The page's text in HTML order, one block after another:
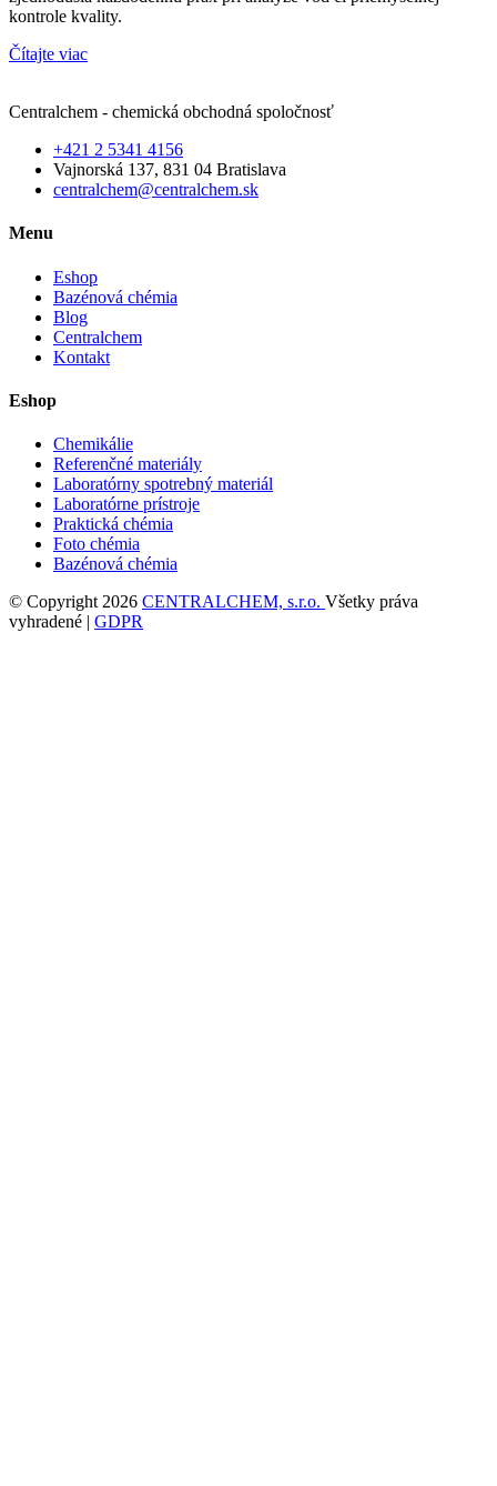
kontrole kvality.
Čítajte viac
Centralchem - chemická obchodná spoločnosť
+421 2 5341 4156
Vajnorská 137, 831 04 Bratislava
centralchem@centralchem.sk
Menu
Eshop
Bazénová chémia
Blog
Centralchem
Kontakt
Eshop
Chemikálie
Referenčné materiály
Laboratórny spotrebný materiál
Laboratórne prístroje
Praktická chémia
Foto chémia
Bazénová chémia
© Copyright 2026 CENTRALCHEM, s.r.o. Všetky práva
vyhradené | GDPR